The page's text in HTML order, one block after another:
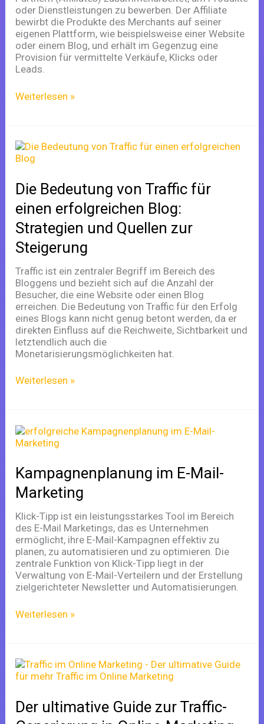
oder Dienstleistungen zu bewerben. Der Affiliate
bewirbt die Produkte des Merchants auf seiner
eigenen Plattform, wie beispielsweise einer Website
oder einem Blog, und erhält im Gegenzug eine
Provision für vermittelte Verkäufe, Klicks oder
Leads.
Weiterlesen »
Die Bedeutung von Traffic für
einen erfolgreichen Blog:
Strategien und Quellen zur
Steigerung
Traffic ist ein zentraler Begriff im Bereich des
Bloggens und bezieht sich auf die Anzahl der
Besucher, die eine Website oder einen Blog
erreichen. Die Bedeutung von Traffic für den Erfolg
eines Blogs kann nicht genug betont werden, da er
direkten Einfluss auf die Reichweite, Sichtbarkeit und
letztendlich auch die
Monetarisierungsmöglichkeiten hat.
Die
Bedeutung
Traffic
für
einen
erfolgreichen
Blog:
Strategien
und
Quellen
zur
Steigerung
Weiterlesen »
Kampagnenplanung im E-Mail-
Marketing
Klick-Tipp ist ein leistungsstarkes Tool im Bereich
des E-Mail Marketings, das es Unternehmen
ermöglicht, ihre E-Mail-Kampagnen effektiv zu
planen, zu automatisieren und zu optimieren. Die
zentrale Funktion von Klick-Tipp liegt in der
Verwaltung von E-Mail-Verteilern und der Erstellung
zielgerichteter Newsletter und Automatisierungen.
Kampagnenplanung
im
Mail-
Marketing
Weiterlesen »
Der ultimative Guide zur Traffic-
Der
ultimative
zur
Traffic-